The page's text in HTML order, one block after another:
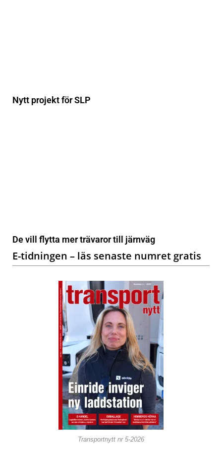
Nytt projekt för SLP
De vill flytta mer trävaror till järnväg
E-tidningen – läs senaste numret gratis
Transportnytt nr 5-2026